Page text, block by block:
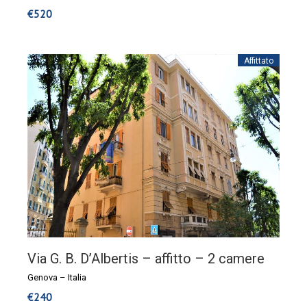
€520
Affittato
Via G. B. D’Albertis – affitto – 2 camere
Genova – Italia
€240